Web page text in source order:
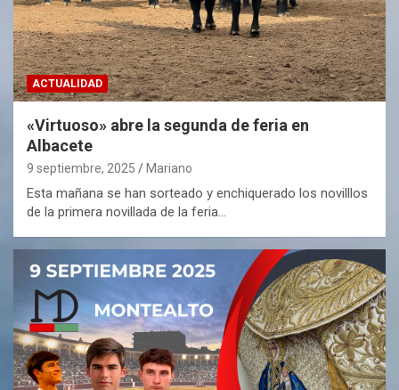
ACTUALIDAD
«Virtuoso» abre la segunda de feria en
Albacete
9 septiembre, 2025 Mariano
Esta mañana se han sorteado y enchiquerado los novilllos
de la primera novillada de la feria…